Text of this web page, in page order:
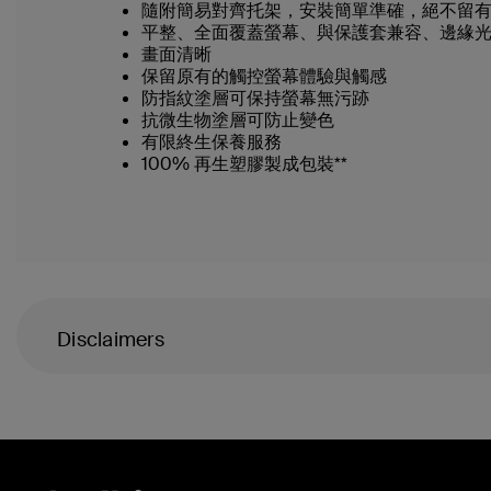
隨附簡易對齊托架，安裝簡單準確，絕不留
平整、全面覆蓋螢幕、與保護套兼容、邊緣
畫面清晰
保留原有的觸控螢幕體驗與觸感
防指紋塗層可保持螢幕無污跡
抗微生物塗層可防止變色
有限終生保養服務
100% 再生塑膠製成包裝**
Disclaimers